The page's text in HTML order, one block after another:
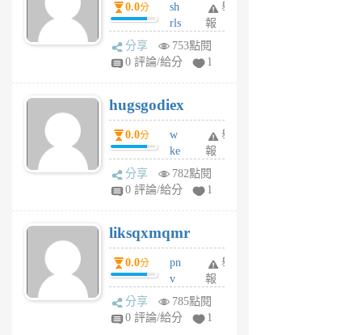
月
前
0.0分
sh
rls
k
m
6
個
月
前
舉
報
分享
753點閱
0 評論/給分
1
hugsgodiex
0.0分
w
ke
rv
pj
6
個
月
前
舉
報
分享
782點閱
0 評論/給分
1
liksqxmqmr
0.0分
pn
v
wt
sv
舉
報
分享
785點閱
0 評論/給分
1